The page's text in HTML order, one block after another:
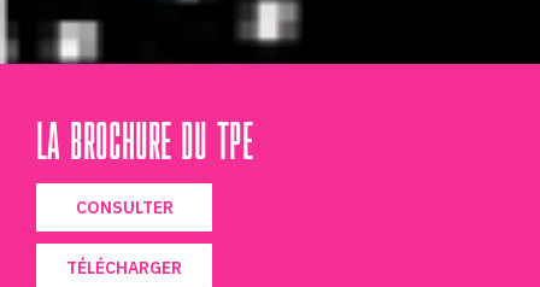
LA BROCHURE DU TPE
CONSULTER
TÉLÉCHARGER